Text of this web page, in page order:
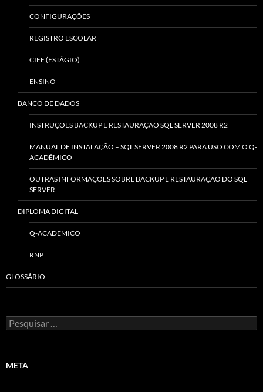
CONFIGURAÇÕES
REGISTRO ESCOLAR
CIEE (ESTÁGIO)
ENSINO
BANCO DE DADOS
INSTRUÇÕES BACKUP E RESTAURAÇÃO SQL SERVER 2008 R2
MANUAL DE INSTALAÇÃO – SQL SERVER 2008 R2 PARA USO COM O Q-
ACADÊMICO
OUTRAS INFORMAÇÕES SOBRE BACKUP E RESTAURAÇÃO DO SQL
SERVER
DIPLOMA DIGITAL
Q-ACADÊMICO
RNP
GLOSSÁRIO
Pesquisar
por:
META